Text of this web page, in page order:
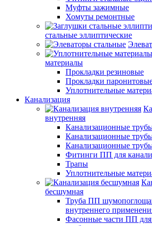
Муфты зажимные
Хомуты ремонтные
стальные эллиптические
материалы
Прокладки резиновые
Прокладки
Уплотнительные
Канализация
внутренняя
Канализационные
Канализационные
Канализационные
Фитинги ПП для
Трапы
Уплотнительные
бесшумная
Труба ПП
внутреннего
Фасонные части ПП